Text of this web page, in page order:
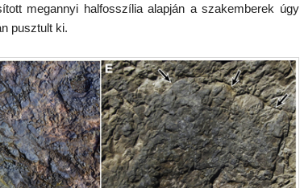
megannyi halfosszília alapján a szakemberek úgy
pusztult ki.